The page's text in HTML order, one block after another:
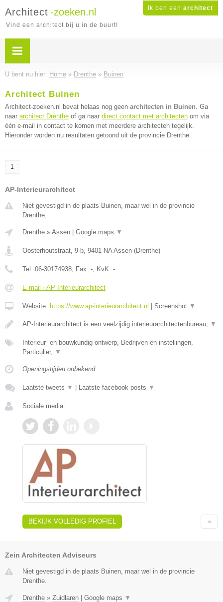
Ik ben een architect
Architect -zoeken.nl
Vind een architect bij u in de buurt!
U bent nu hier: Home » Drenthe » Buinen
Architect Buinen
Architect-zoeken.nl bevat helaas nog geen architecten in Buinen. Ga
naar architect Drenthe of ga naar direct contact met architecten om via
één e-mail in contact te komen met meerdere architecten tegelijk.
Hieronder worden nu resultaten getoond uit de provincie Drenthe.
1
AP-Interieurarchitect
Niet gevestigd in de plaats Buinen, maar wel in de provincie
Drenthe.
Drenthe » Assen Google maps ▼
Oosterhoutstraat, 9-b, 9401 NA Assen (Drenthe)
Tel: 06-30174938, Fax: -, KvK: -
E-mail › AP-Interieurarchitect
Website: https://www.ap-interieurarchitect.nl Screenshot ▼
AP-Interieurarchitect is een veelzijdig interieurarchitectenbureau, ▼
Interieur- en bouwkundig ontwerp, Bedrijven en instellingen,
Particulier, ▼
Openingstijden onbekend
Laatste tweets ▼ Laatste facebook posts ▼
Sociale media:
BEKIJK VOLLEDIG PROFIEL
Zein Architecten Adviseurs
Niet gevestigd in de plaats Buinen, maar wel in de provincie
Drenthe.
Drenthe » Zuidlaren Google maps ▼